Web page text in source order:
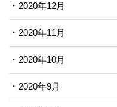
2020年12月
2020年11月
2020年10月
2020年9月